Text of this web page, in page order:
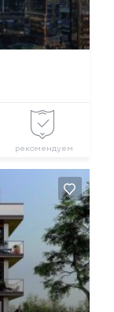
рекомендуем